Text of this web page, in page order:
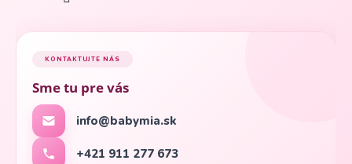
KONTAKTUJTE NÁS
Sme tu pre vás
info@babymia.sk
+421 911 277 673